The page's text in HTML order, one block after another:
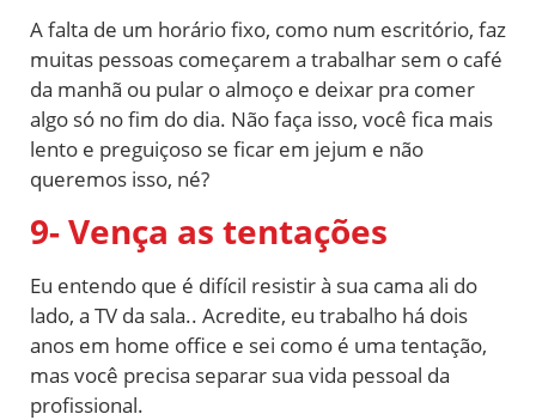
A falta de um horário fixo, como num escritório, faz
muitas pessoas começarem a trabalhar sem o café
da manhã ou pular o almoço e deixar pra comer
algo só no fim do dia. Não faça isso, você fica mais
lento e preguiçoso se ficar em jejum e não
queremos isso, né?
9- Vença as tentações
Eu entendo que é difícil resistir à sua cama ali do
lado, a TV da sala.. Acredite, eu trabalho há dois
anos em home office e sei como é uma tentação,
mas você precisa separar sua vida pessoal da
profissional.